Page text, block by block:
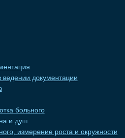
ведении документации
больного
и душ
измерение роста и окружности